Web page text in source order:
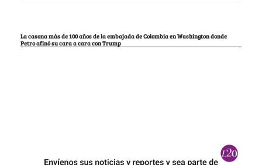
La casona más de 100 años de la embajada de Colombia en Washington donde
Petro afinó su cara a cara con Trump